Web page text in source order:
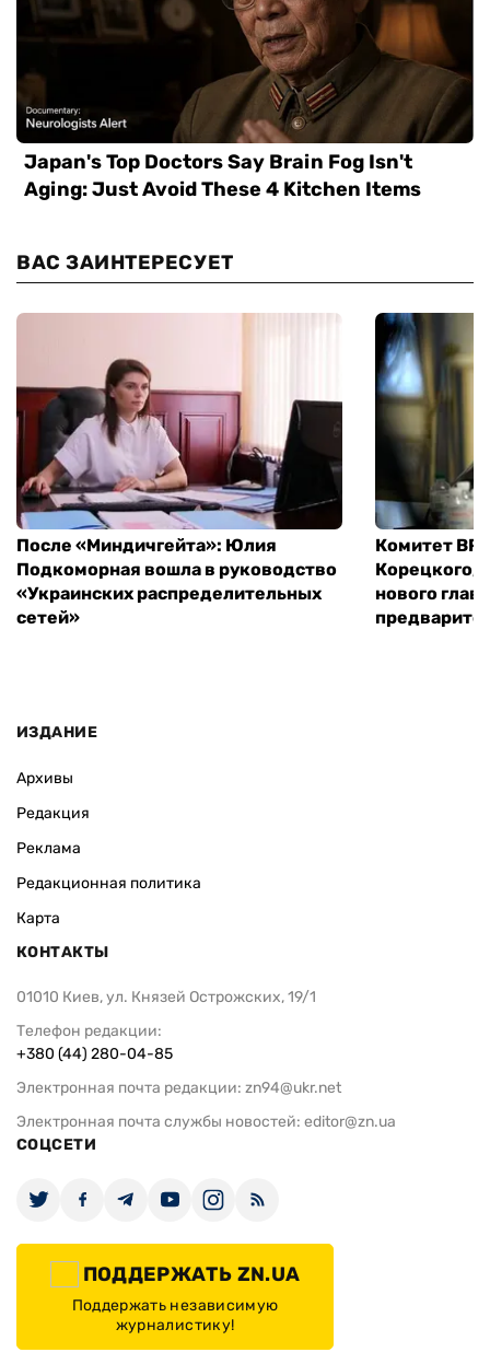
ВАС ЗАИНТЕРЕСУЕТ
После «Миндичгейта»: Юлия
Подкоморная вошла в руководство
«Украинских распределительных
сетей»
Комитет ВР
Корецкого,
нового
ИЗДАНИЕ
Архивы
Редакция
Реклама
Редакционная политика
Карта
КОНТАКТЫ
01010 Киев, ул. Князей Острожских, 19/1
Телефон редакции:
+380 (44) 280-04-85
Электронная почта редакции: zn94@ukr.net
Электронная почта службы новостей: editor@zn.ua
СОЦСЕТИ
ПОДДЕРЖАТЬ ZN.UA
Поддержать независимую
журналистику!